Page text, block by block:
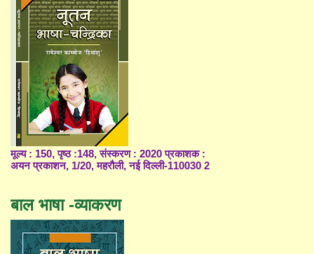
मूल्य : 150, पृष्ठ :148, संस्करण : 2020 प्रकाशक :
अयन प्रकाशन, 1/20, महरौली, नई दिल्ली-110030 2
बाल भाषा -व्याकरण